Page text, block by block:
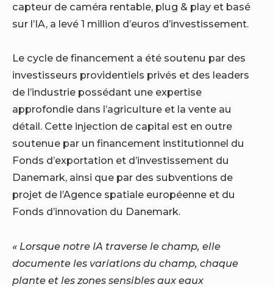
capteur de caméra rentable, plug & play et basé
sur l’IA, a levé 1 million d’euros d’investissement.
Le cycle de financement a été soutenu par des
investisseurs providentiels privés et des leaders
de l’industrie possédant une expertise
approfondie dans l’agriculture et la vente au
détail. Cette injection de capital est en outre
soutenue par un financement institutionnel du
Fonds d’exportation et d’investissement du
Danemark, ainsi que par des subventions de
projet de l’Agence spatiale européenne et du
Fonds d’innovation du Danemark.
« Lorsque notre IA traverse le champ, elle
documente les variations du champ, chaque
plante et les zones sensibles aux eaux